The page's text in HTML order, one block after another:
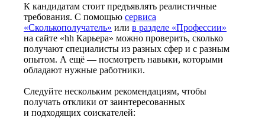
К кандидатам стоит предъявлять реалистичные
требования. С помощью сервиса
«Сколькополучатель» или в разделе «Профессии»
на сайте «hh Карьера» можно проверить, сколько
получают специалисты из разных сфер и с разным
опытом. А ещё — посмотреть навыки, которыми
обладают нужные работники.
Следуйте нескольким рекомендациям, чтобы
получать отклики от заинтересованных
и подходящих соискателей: